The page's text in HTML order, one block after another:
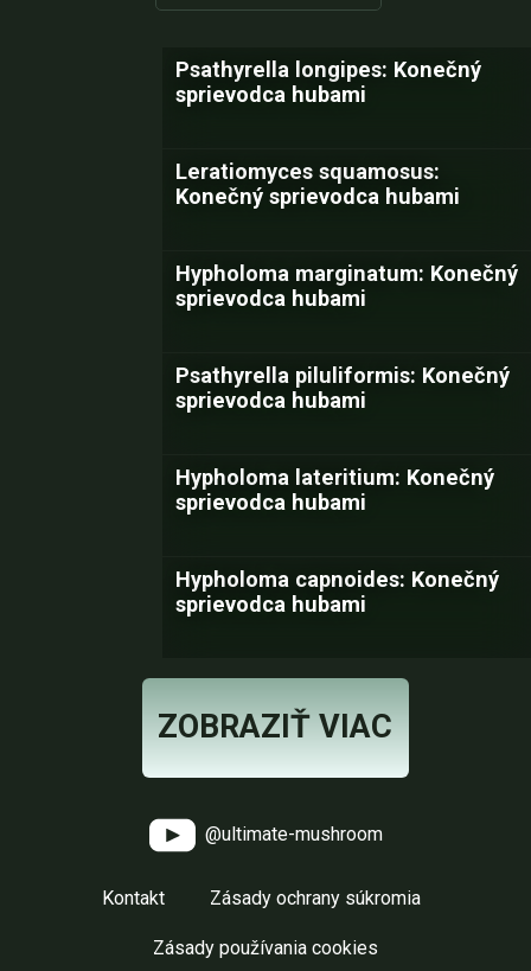
Psathyrella longipes: Konečný
sprievodca hubami
Leratiomyces squamosus:
Konečný sprievodca hubami
Hypholoma marginatum: Konečný
sprievodca hubami
Psathyrella piluliformis: Konečný
sprievodca hubami
Hypholoma lateritium: Konečný
sprievodca hubami
Hypholoma capnoides: Konečný
sprievodca hubami
ZOBRAZIŤ VIAC
@ultimate-mushroom
Kontakt Zásady ochrany súkromia
Zásady používania cookies